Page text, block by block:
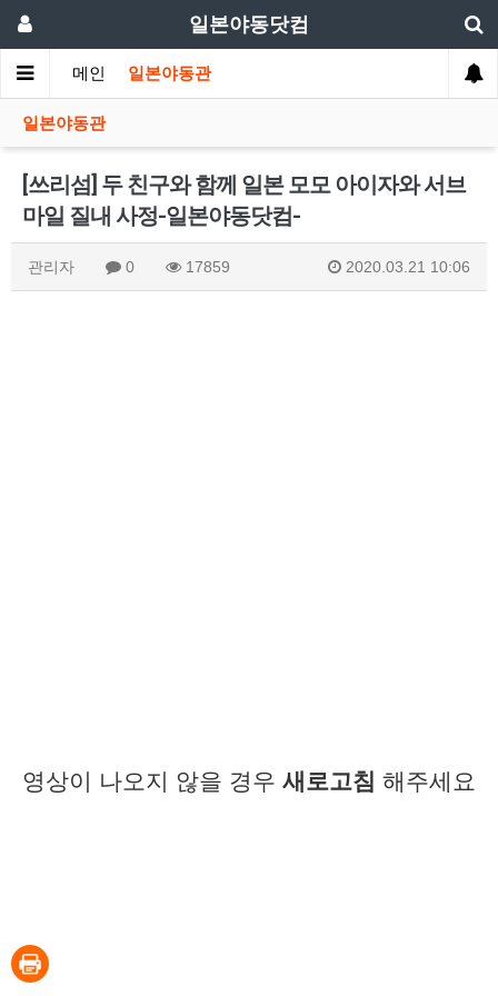
일본야동닷컴
메인 일본야동관
일본야동관
[쓰리섬] 두 친구와 함께 일본 모모 아이자와 서브
마일 질내 사정-일본야동닷컴-
관리자 0 17859 2020.03.21 10:06
영상이 나오지 않을 경우 새로고침 해주세요